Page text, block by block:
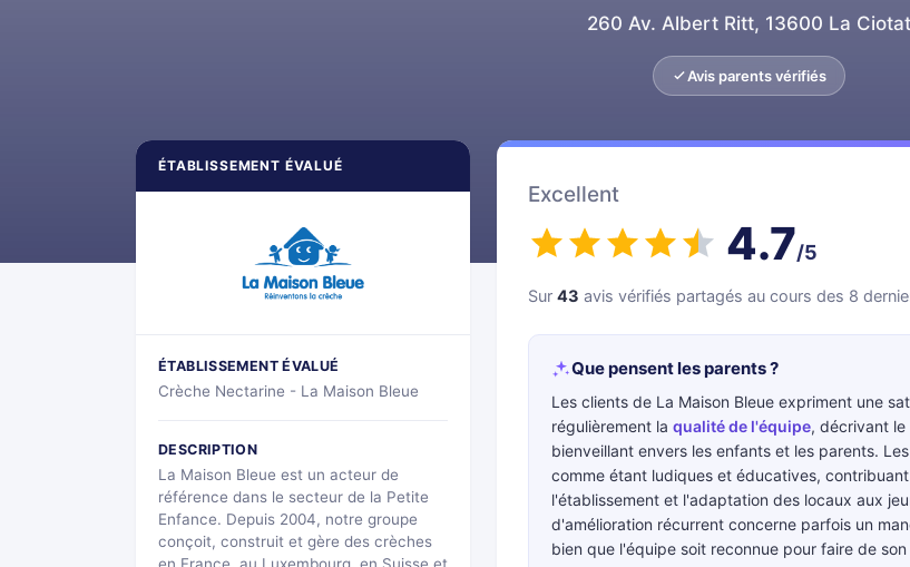
260 Av. Albert Ritt, 13600 La Ciotat
Avis parents vérifiés
ÉTABLISSEMENT ÉVALUÉ
ÉTABLISSEMENT ÉVALUÉ
Crèche Nectarine - La Maison Bleue
DESCRIPTION
La Maison Bleue est un acteur de
référence dans le secteur de la Petite
Enfance. Depuis 2004, notre groupe
conçoit, construit et gère des crèches
Excellent
4.7/5
Sur 43 avis vérifiés partagés au cours des 8
Que pensent les parents ?
Les clients de La Maison Bleue expriment une
régulièrement la qualité de l'équipe, décrivant le
bienveillant envers les enfants et les parents. Les
comme étant ludiques et éducatives,
l'établissement et l'adaptation des locaux aux
d'amélioration récurrent concerne parfois un
bien que l'équipe soit reconnue pour faire de